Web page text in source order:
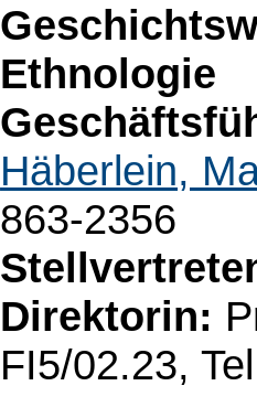
Ethnologie
Häberlein,
863-2356
Direktorin:
FI5/02.23,